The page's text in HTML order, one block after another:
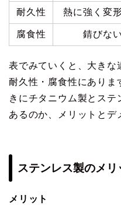
耐久性 熱に強く変
腐食性 錆びない
表でみていくと、大きな
耐久性・腐食性にありま
きにチタニウム製とス
あるのか、メリットとデ
ステンレス製のメ
メリット